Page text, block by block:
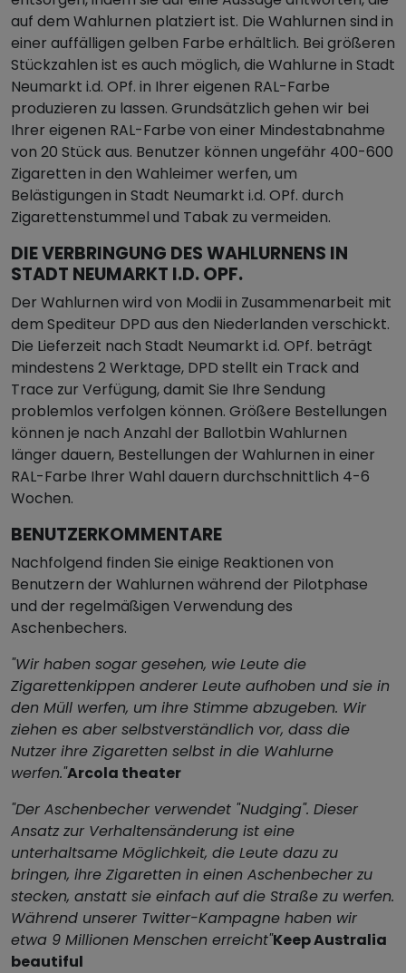
auf dem Wahlurnen platziert ist. Die Wahlurnen sind in
einer auffälligen gelben Farbe erhältlich. Bei größeren
Stückzahlen ist es auch möglich, die Wahlurne in Stadt
Neumarkt i.d. OPf. in Ihrer eigenen RAL-Farbe
produzieren zu lassen. Grundsätzlich gehen wir bei
Ihrer eigenen RAL-Farbe von einer Mindestabnahme
von 20 Stück aus. Benutzer können ungefähr 400-600
Zigaretten in den Wahleimer werfen, um
Belästigungen in Stadt Neumarkt i.d. OPf. durch
Zigarettenstummel und Tabak zu vermeiden.
DIE VERBRINGUNG DES WAHLURNENS IN
STADT NEUMARKT I.D. OPF.
Der Wahlurnen wird von Modii in Zusammenarbeit mit
dem Spediteur DPD aus den Niederlanden verschickt.
Die Lieferzeit nach Stadt Neumarkt i.d. OPf. beträgt
mindestens 2 Werktage, DPD stellt ein Track and
Trace zur Verfügung, damit Sie Ihre Sendung
problemlos verfolgen können. Größere Bestellungen
können je nach Anzahl der Ballotbin Wahlurnen
länger dauern, Bestellungen der Wahlurnen in einer
RAL-Farbe Ihrer Wahl dauern durchschnittlich 4-6
Wochen.
BENUTZERKOMMENTARE
Nachfolgend finden Sie einige Reaktionen von
Benutzern der Wahlurnen während der Pilotphase
und der regelmäßigen Verwendung des
Aschenbechers.
"Wir haben sogar gesehen, wie Leute die
Zigarettenkippen anderer Leute aufhoben und sie in
den Müll werfen, um ihre Stimme abzugeben. Wir
ziehen es aber selbstverständlich vor, dass die
Nutzer ihre Zigaretten selbst in die Wahlurne
werfen."Arcola theater
"Der Aschenbecher verwendet "Nudging". Dieser
Ansatz zur Verhaltensänderung ist eine
unterhaltsame Möglichkeit, die Leute dazu zu
bringen, ihre Zigaretten in einen Aschenbecher zu
stecken, anstatt sie einfach auf die Straße zu werfen.
Während unserer Twitter-Kampagne haben wir
etwa 9 Millionen Menschen erreicht"Keep Australia
beautiful